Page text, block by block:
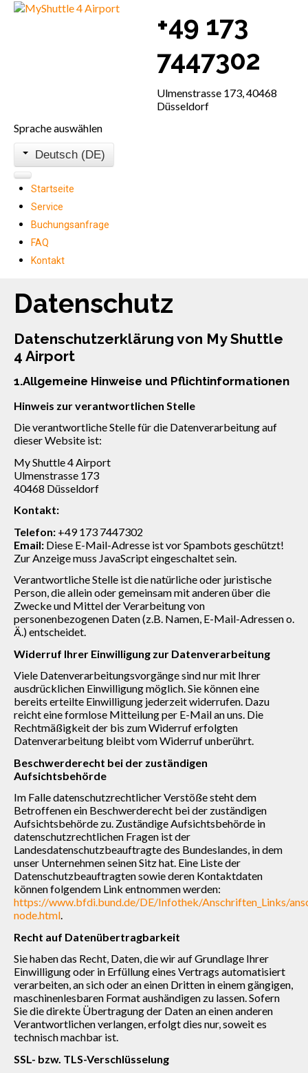
+49 173
7447302
Ulmenstrasse 173, 40468
Düsseldorf
Sprache auswählen
Deutsch (DE)
Startseite
Service
Buchungsanfrage
FAQ
Kontakt
Datenschutz
Datenschutzerklärung von My Shuttle
4 Airport
1.Allgemeine Hinweise und Pflichtinformationen
Hinweis zur verantwortlichen Stelle
Die verantwortliche Stelle für die Datenverarbeitung auf
dieser Website ist:
My Shuttle 4 Airport
Ulmenstrasse 173
40468 Düsseldorf
Kontakt:
Telefon: +49 173 7447302
Email: Diese E-Mail-Adresse ist vor Spambots geschützt!
Zur Anzeige muss JavaScript eingeschaltet sein.
Verantwortliche Stelle ist die natürliche oder juristische
Person, die allein oder gemeinsam mit anderen über die
Zwecke und Mittel der Verarbeitung von
personenbezogenen Daten (z.B. Namen, E-Mail-Adressen o.
Ä.) entscheidet.
Widerruf Ihrer Einwilligung zur Datenverarbeitung
Viele Datenverarbeitungsvorgänge sind nur mit Ihrer
ausdrücklichen Einwilligung möglich. Sie können eine
bereits erteilte Einwilligung jederzeit widerrufen. Dazu
reicht eine formlose Mitteilung per E-Mail an uns. Die
Rechtmäßigkeit der bis zum Widerruf erfolgten
Datenverarbeitung bleibt vom Widerruf unberührt.
Beschwerderecht bei der zuständigen
Aufsichtsbehörde
Im Falle datenschutzrechtlicher Verstöße steht dem
Betroffenen ein Beschwerderecht bei der zuständigen
Aufsichtsbehörde zu. Zuständige Aufsichtsbehörde in
datenschutzrechtlichen Fragen ist der
Landesdatenschutzbeauftragte des Bundeslandes, in dem
unser Unternehmen seinen Sitz hat. Eine Liste der
Datenschutzbeauftragten sowie deren Kontaktdaten
können folgendem Link entnommen werden:
https://www.bfdi.bund.de/DE/Infothek/Anschriften_Links/
node.html.
Recht auf Datenübertragbarkeit
Sie haben das Recht, Daten, die wir auf Grundlage Ihrer
Einwilligung oder in Erfüllung eines Vertrags automatisiert
verarbeiten, an sich oder an einen Dritten in einem gängigen,
maschinenlesbaren Format aushändigen zu lassen. Sofern
Sie die direkte Übertragung der Daten an einen anderen
Verantwortlichen verlangen, erfolgt dies nur, soweit es
technisch machbar ist.
SSL- bzw. TLS-Verschlüsselung